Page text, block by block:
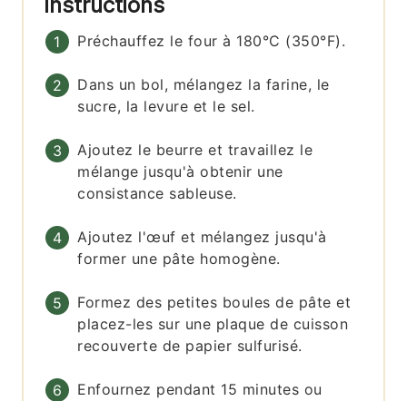
Instructions
Préchauffez le four à 180°C (350°F).
Dans un bol, mélangez la farine, le
sucre, la levure et le sel.
Ajoutez le beurre et travaillez le
mélange jusqu'à obtenir une
consistance sableuse.
Ajoutez l'œuf et mélangez jusqu'à
former une pâte homogène.
Formez des petites boules de pâte et
placez-les sur une plaque de cuisson
recouverte de papier sulfurisé.
Enfournez pendant 15 minutes ou